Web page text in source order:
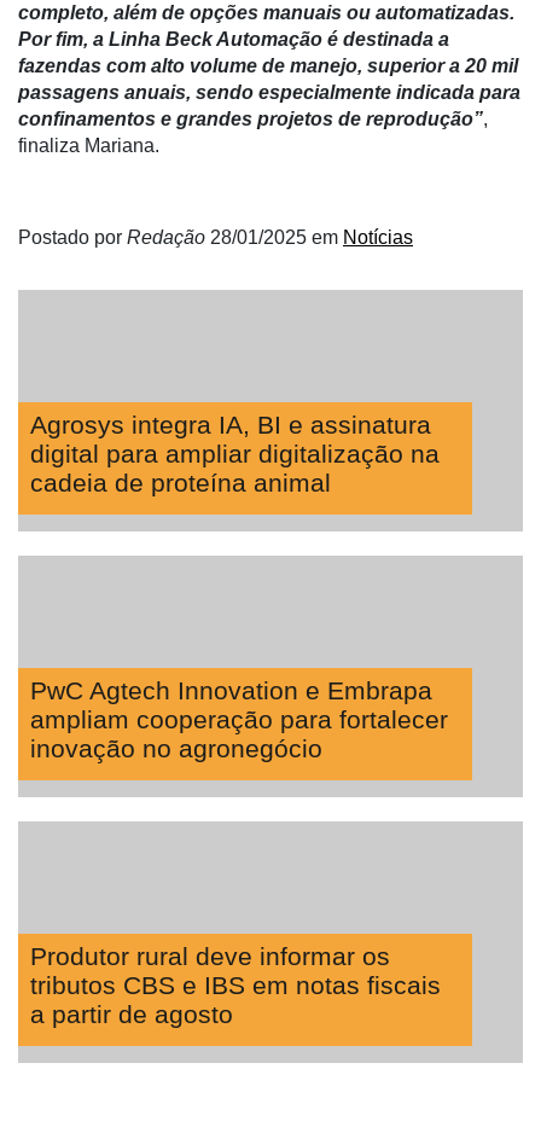
Néctar
Tecprime
Agro
Lean
Manager
completo, além de opções manuais ou automatizadas.
Por fim, a Linha Beck Automação é destinada a
fazendas com alto volume de manejo, superior a 20 mil
passagens anuais, sendo especialmente indicada para
confinamentos e grandes projetos de reprodução”,
finaliza Mariana.
Postado por Redação 28/01/2025 em Notícias
Agrosys integra IA, BI e assinatura
digital para ampliar digitalização na
cadeia de proteína animal
PwC Agtech Innovation e Embrapa
ampliam cooperação para fortalecer
inovação no agronegócio
Produtor rural deve informar os
tributos CBS e IBS em notas fiscais
a partir de agosto